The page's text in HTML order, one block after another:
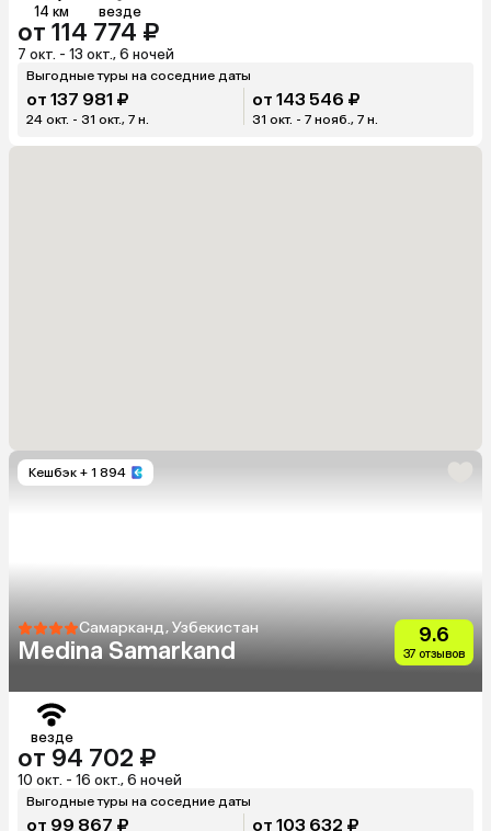
14 км везде
от 114 774 ₽
7 окт. - 13 окт., 6 ночей
Выгодные туры на соседние даты
от 137 981 ₽
24 окт. - 31 окт., 7 н.
от 143 546 ₽
31 окт. - 7 нояб., 7 н.
Кешбэк + 1 894
Самарканд, Узбекистан
Medina Samarkand
9.6
37 отзывов
везде
от 94 702 ₽
10 окт. - 16 окт., 6 ночей
Выгодные туры на соседние даты
от 99 867 ₽ от 103 632 ₽